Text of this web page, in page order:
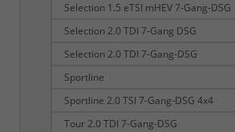
Selection 1.5 eTSI mHEV 7-Gang-DSG
Selection 2.0 TDI 7-Gang DSG
Selection 2.0 TDI 7-Gang-DSG
Sportline
Sportline 2.0 TSI 7-Gang-DSG 4x4
Tour 2.0 TDI 7-Gang-DSG